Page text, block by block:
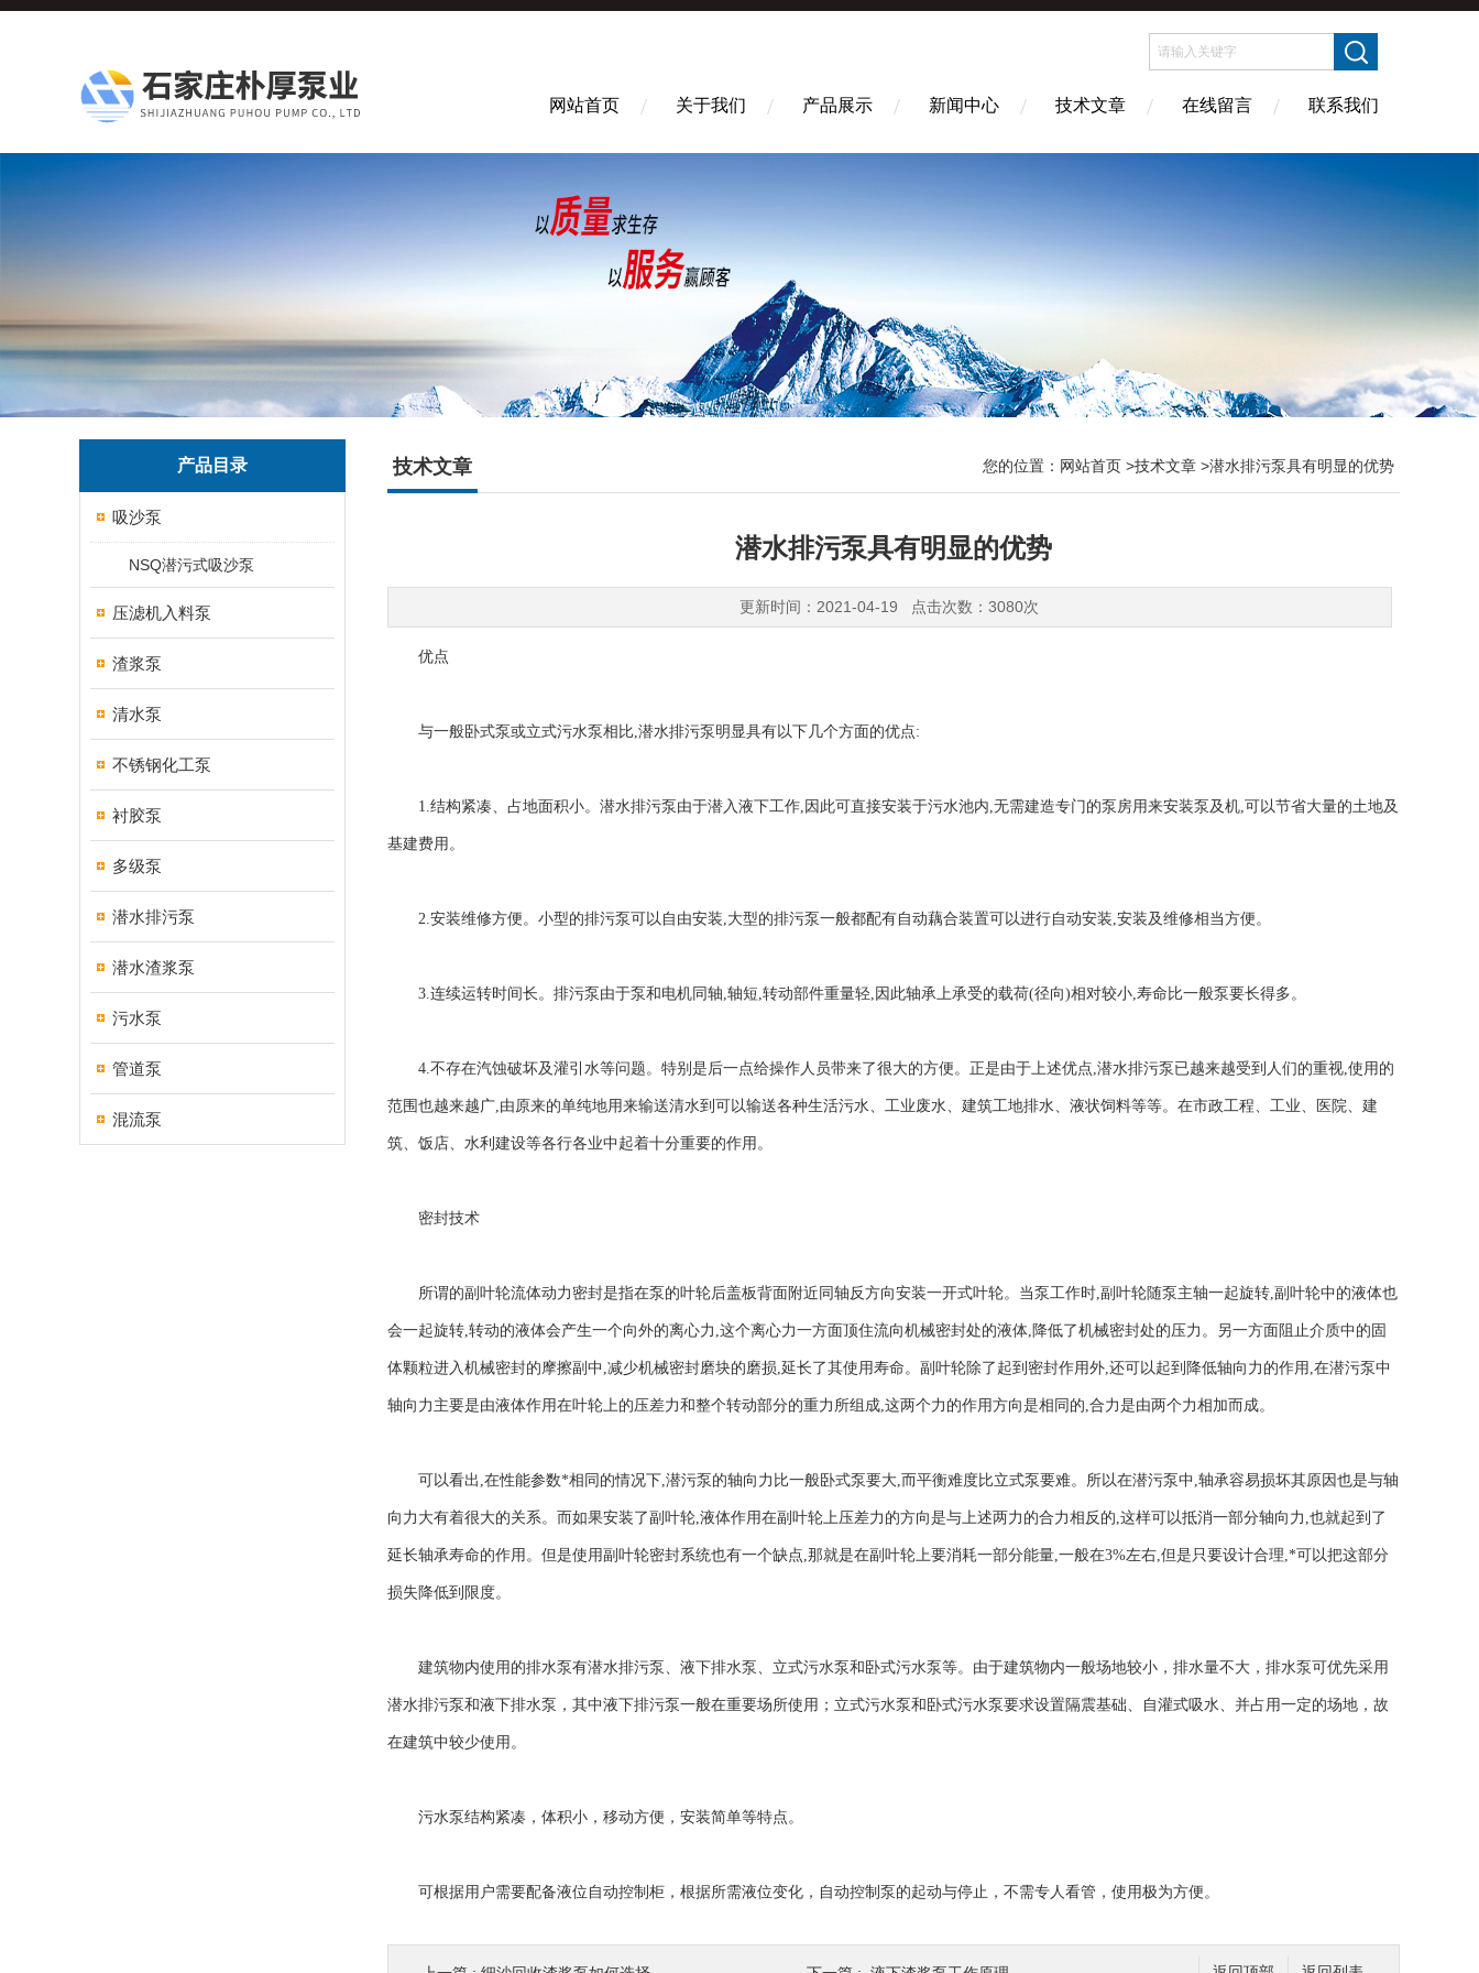
网站首页 关于我们 产品展示 新闻中心 技术文章 在线留言 联系我们
产品目录
吸沙泵
NSQ潜污式吸沙泵
压滤机入料泵
渣浆泵
清水泵
不锈钢化工泵
衬胶泵
多级泵
潜水排污泵
潜水渣浆泵
污水泵
管道泵
混流泵
技术文章 您的位置： 网站首页 >技术文章 >潜水排污泵具有明显的优势
潜水排污泵具有明显的优势
更新时间：2021-04-19 点击次数：3080次
优点
与一般卧式泵或立式污水泵相比,潜水排污泵明显具有以下几个方面的优点:
1.结构紧凑、占地面积小。潜水排污泵由于潜入液下工作,因此可直接安装于污水池内,无需建造专门的泵房用来安装泵及机,可以节省大量的土地及
基建费用。
2.安装维修方便。小型的排污泵可以自由安装,大型的排污泵一般都配有自动藕合装置可以进行自动安装,安装及维修相当方便。
3.连续运转时间长。排污泵由于泵和电机同轴,轴短,转动部件重量轻,因此轴承上承受的载荷(径向)相对较小,寿命比一般泵要长得多。
4.不存在汽蚀破坏及灌引水等问题。特别是后一点给操作人员带来了很大的方便。正是由于上述优点,潜水排污泵已越来越受到人们的重视,使用的
范围也越来越广,由原来的单纯地用来输送清水到可以输送各种生活污水、工业废水、建筑工地排水、液状饲料等等。在市政工程、工业、医院、建
筑、饭店、水利建设等各行各业中起着十分重要的作用。
密封技术
所谓的副叶轮流体动力密封是指在泵的叶轮后盖板背面附近同轴反方向安装一开式叶轮。当泵工作时,副叶轮随泵主轴一起旋转,副叶轮中的液体也
会一起旋转,转动的液体会产生一个向外的离心力,这个离心力一方面顶住流向机械密封处的液体,降低了机械密封处的压力。另一方面阻止介质中的固
体颗粒进入机械密封的摩擦副中,减少机械密封磨块的磨损,延长了其使用寿命。副叶轮除了起到密封作用外,还可以起到降低轴向力的作用,在潜污泵中
轴向力主要是由液体作用在叶轮上的压差力和整个转动部分的重力所组成,这两个力的作用方向是相同的,合力是由两个力相加而成。
可以看出,在性能参数*相同的情况下,潜污泵的轴向力比一般卧式泵要大,而平衡难度比立式泵要难。所以在潜污泵中,轴承容易损坏其原因也是与轴
向力大有着很大的关系。而如果安装了副叶轮,液体作用在副叶轮上压差力的方向是与上述两力的合力相反的,这样可以抵消一部分轴向力,也就起到了
延长轴承寿命的作用。但是使用副叶轮密封系统也有一个缺点,那就是在副叶轮上要消耗一部分能量,一般在3%左右,但是只要设计合理,*可以把这部分
损失降低到限度。
建筑物内使用的排水泵有潜水排污泵、液下排水泵、立式污水泵和卧式污水泵等。由于建筑物内一般场地较小，排水量不大，排水泵可优先采用
潜水排污泵和液下排水泵，其中液下排污泵一般在重要场所使用；立式污水泵和卧式污水泵要求设置隔震基础、自灌式吸水、并占用一定的场地，故
在建筑中较少使用。
污水泵结构紧凑，体积小，移动方便，安装简单等特点。
可根据用户需要配备液位自动控制柜，根据所需液位变化，自动控制泵的起动与停止，不需专人看管，使用极为方便。